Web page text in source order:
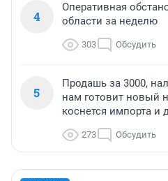
4
Оперативная
области за неделю
303 Обсудить
5
Продашь за 3000,
нам готовит новый
коснется импорта и
273 Обсудить